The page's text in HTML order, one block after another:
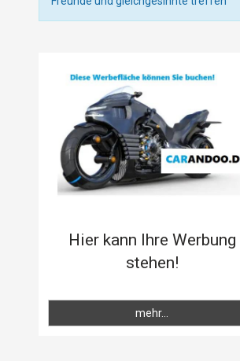
Hier kann Ihre Werbung
stehen!
mehr...